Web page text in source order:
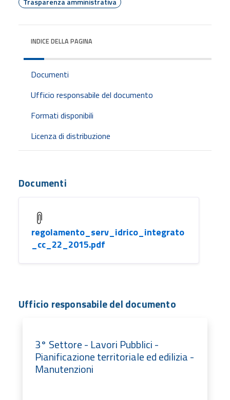
INDICE DELLA PAGINA
Documenti
Ufficio responsabile del documento
Formati disponibili
Licenza di distribuzione
Documenti
regolamento_serv_idrico_integrato
_cc_22_2015.pdf
Ufficio responsabile del documento
3° Settore - Lavori Pubblici -
Pianificazione territoriale ed edilizia -
Manutenzioni